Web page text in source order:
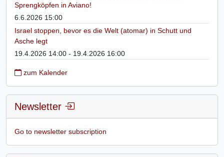
Sprengköpfen in Aviano!
6.6.2026 15:00
Israel stoppen, bevor es die Welt (atomar) in Schutt und
Asche legt
19.4.2026 14:00 - 19.4.2026 16:00
zum Kalender
Newsletter
Go to newsletter subscription